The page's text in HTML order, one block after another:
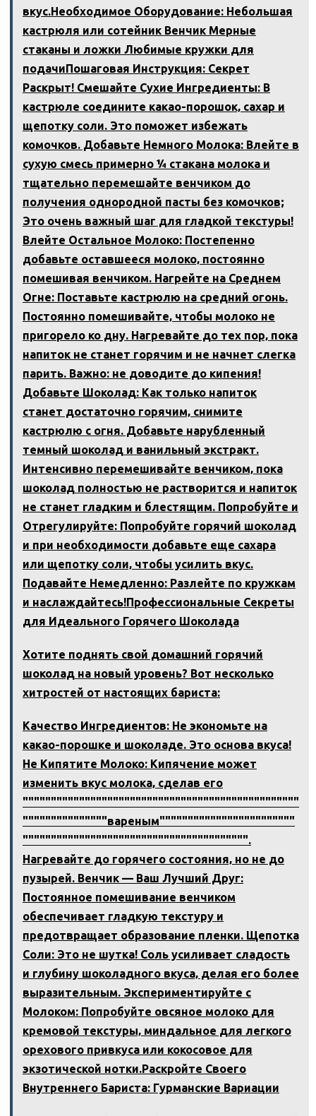
вкус.Необходимое Оборудование: Небольшая
кастрюля или сотейник Венчик Мерные
стаканы и ложки Любимые кружки для
подачиПошаговая Инструкция: Секрет
Раскрыт! Смешайте Сухие Ингредиенты: В
кастрюле соедините какао-порошок‚ сахар и
щепотку соли. Это поможет избежать
комочков. Добавьте Немного Молока: Влейте в
сухую смесь примерно ¼ стакана молока и
тщательно перемешайте венчиком до
получения однородной пасты без комочков;
Это очень важный шаг для гладкой текстуры!
Влейте Остальное Молоко: Постепенно
добавьте оставшееся молоко‚ постоянно
помешивая венчиком. Нагрейте на Среднем
Огне: Поставьте кастрюлю на средний огонь.
Постоянно помешивайте‚ чтобы молоко не
пригорело ко дну. Нагревайте до тех пор‚ пока
напиток не станет горячим и не начнет слегка
парить. Важно: не доводите до кипения!
Добавьте Шоколад: Как только напиток
станет достаточно горячим‚ снимите
кастрюлю с огня. Добавьте нарубленный
темный шоколад и ванильный экстракт.
Интенсивно перемешивайте венчиком‚ пока
шоколад полностью не растворится и напиток
не станет гладким и блестящим. Попробуйте и
Отрегулируйте: Попробуйте горячий шоколад
и при необходимости добавьте еще сахара
или щепотку соли‚ чтобы усилить вкус.
Подавайте Немедленно: Разлейте по кружкам
и наслаждайтесь!Профессиональные Секреты
для Идеального Горячего Шоколада
Хотите поднять свой домашний горячий
шоколад на новый уровень? Вот несколько
хитростей от настоящих бариста:
Качество Ингредиентов: Не экономьте на
какао-порошке и шоколаде. Это основа вкуса!
Не Кипятите Молоко: Кипячение может
изменить вкус молока‚ сделав его
"""""""""""""""""""""""""""""""""""""""""""""""""
"""""""""""""""вареным""""""""""""""""""""""""
"""""""""""""""""""""""""""""""""""""""".
Нагревайте до горячего состояния‚ но не до
пузырей. Венчик — Ваш Лучший Друг:
Постоянное помешивание венчиком
обеспечивает гладкую текстуру и
предотвращает образование пленки. Щепотка
Соли: Это не шутка! Соль усиливает сладость
и глубину шоколадного вкуса‚ делая его более
выразительным. Экспериментируйте с
Молоком: Попробуйте овсяное молоко для
кремовой текстуры‚ миндальное для легкого
орехового привкуса или кокосовое для
экзотической нотки.Раскройте Своего
Внутреннего Бариста: Гурманские Вариации